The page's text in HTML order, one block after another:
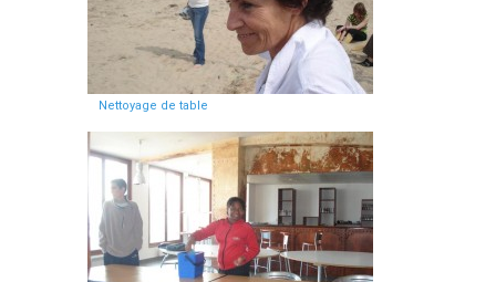
Nettoyage de table